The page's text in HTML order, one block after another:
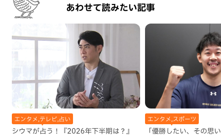
あわせて読みたい記事
エンタメ,テレビ,占い
シウマが占う！『2026年下半期は？』
エンタメ,スポーツ
「優勝したい、その思